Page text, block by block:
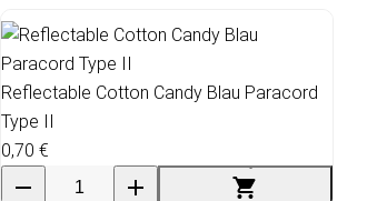
Reflectable Cotton Candy Blau Paracord
Type II
0,70 €